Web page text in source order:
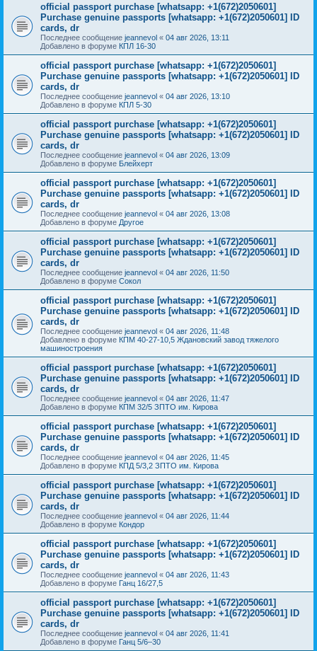
official passport purchase [whatsapp: +1(672)2050601]
Purchase genuine passports [whatsapp: +1(672)2050601] ID
cards, dr
Последнее сообщение jeannevol « 04 авг 2026, 13:11
Добавлено в форуме КПЛ 16-30
official passport purchase [whatsapp: +1(672)2050601]
Purchase genuine passports [whatsapp: +1(672)2050601] ID
cards, dr
Последнее сообщение jeannevol « 04 авг 2026, 13:10
Добавлено в форуме КПЛ 5-30
official passport purchase [whatsapp: +1(672)2050601]
Purchase genuine passports [whatsapp: +1(672)2050601] ID
cards, dr
Последнее сообщение jeannevol « 04 авг 2026, 13:09
Добавлено в форуме Блейхерт
official passport purchase [whatsapp: +1(672)2050601]
Purchase genuine passports [whatsapp: +1(672)2050601] ID
cards, dr
Последнее сообщение jeannevol « 04 авг 2026, 13:08
Добавлено в форуме Другое
official passport purchase [whatsapp: +1(672)2050601]
Purchase genuine passports [whatsapp: +1(672)2050601] ID
cards, dr
Последнее сообщение jeannevol « 04 авг 2026, 11:50
Добавлено в форуме Сокол
official passport purchase [whatsapp: +1(672)2050601]
Purchase genuine passports [whatsapp: +1(672)2050601] ID
cards, dr
Последнее сообщение jeannevol « 04 авг 2026, 11:48
Добавлено в форуме КПМ 40-27-10,5 Ждановский завод тяжелого
машиностроения
official passport purchase [whatsapp: +1(672)2050601]
Purchase genuine passports [whatsapp: +1(672)2050601] ID
cards, dr
Последнее сообщение jeannevol « 04 авг 2026, 11:47
Добавлено в форуме КПМ 32/5 ЗПТО им. Кирова
official passport purchase [whatsapp: +1(672)2050601]
Purchase genuine passports [whatsapp: +1(672)2050601] ID
cards, dr
Последнее сообщение jeannevol « 04 авг 2026, 11:45
Добавлено в форуме КПД 5/3,2 ЗПТО им. Кирова
official passport purchase [whatsapp: +1(672)2050601]
Purchase genuine passports [whatsapp: +1(672)2050601] ID
cards, dr
Последнее сообщение jeannevol « 04 авг 2026, 11:44
Добавлено в форуме Кондор
official passport purchase [whatsapp: +1(672)2050601]
Purchase genuine passports [whatsapp: +1(672)2050601] ID
cards, dr
Последнее сообщение jeannevol « 04 авг 2026, 11:43
Добавлено в форуме Ганц 16/27,5
official passport purchase [whatsapp: +1(672)2050601]
Purchase genuine passports [whatsapp: +1(672)2050601] ID
cards, dr
Последнее сообщение jeannevol « 04 авг 2026, 11:41
Добавлено в форуме Ганц 5/6–30